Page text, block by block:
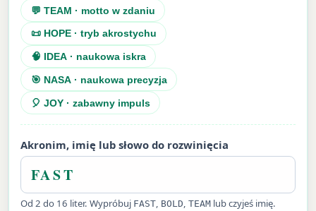
💬 TEAM · motto w zdaniu
📜 HOPE · tryb akrostychu
🧠 IDEA · naukowa iskra
🎯 NASA · naukowa precyzja
🎈 JOY · zabawny impuls
Akronim, imię lub słowo do rozwinięcia
Od 2 do 16 liter. Wypróbuj FAST, BOLD,TEAM lub czyjeś imię.